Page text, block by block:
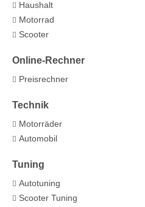
Haushalt
Motorrad
Scooter
Online-Rechner
Preisrechner
Technik
Motorräder
Automobil
Tuning
Autotuning
Scooter Tuning